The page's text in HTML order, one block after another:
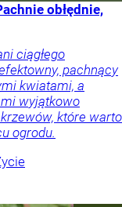
obłędnie,
ciągłego
pachnący
kwiatami, a
wyjątkowo
które warto
ogrodu.